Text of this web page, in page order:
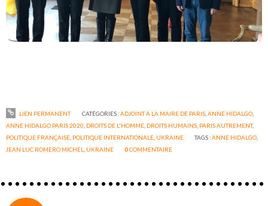
LIEN PERMANENT CATÉGORIES :ADJOINT À LA MAIRE DE PARIS, ANNE HIDALGO,
ANNE HIDALGO PARIS 2020 DROITS DE L'HOMME DROITS HUMAINS PARIS AUTREMENT,
POLITIQUE FRANÇAISE POLITIQUE INTERNATIONALE UKRAINE TAGS :ANNE HIDALGO
JEAN LUC ROMERO MICHEL
UKRAINE 0COMMENTAIRE